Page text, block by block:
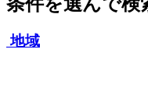
地域